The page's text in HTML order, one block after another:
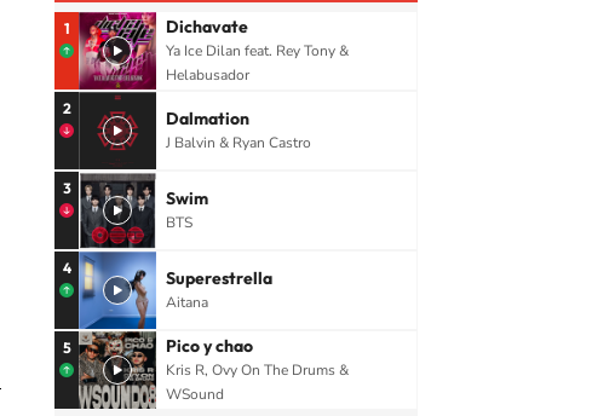
1 Dichavate
Ya Ice Dilan feat. Rey Tony &
Helabusador
2 Dalmation
J Balvin & Ryan Castro
3 Swim
BTS
4 Superestrella
Aitana
5 Pico y chao
Kris R, Ovy On The Drums &
WSound